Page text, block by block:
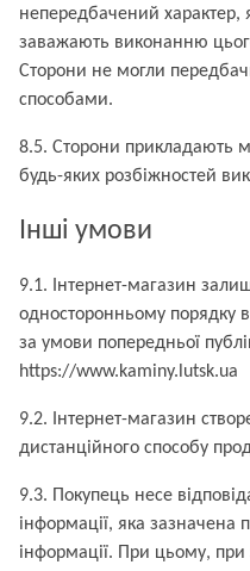
непередбачений характер,
заважають виконанню
Сторони не могли
способами.
8.5. Сторони прикладають
будь-яких розбіжностей
Інші умови
9.1. Інтернет-магазин
односторонньому порядку
за умови попередньої
https://www.kaminy.lutsk.ua
9.2. Інтернет-магазин
дистанційного способу
9.3. Покупець несе
інформації, яка
інформації. При цьому, при